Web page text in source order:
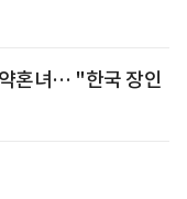
혼녀… "한국 장인